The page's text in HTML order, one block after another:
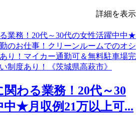
詳細を表示
関わる業務！20代～30
中★月収例21万以上可...